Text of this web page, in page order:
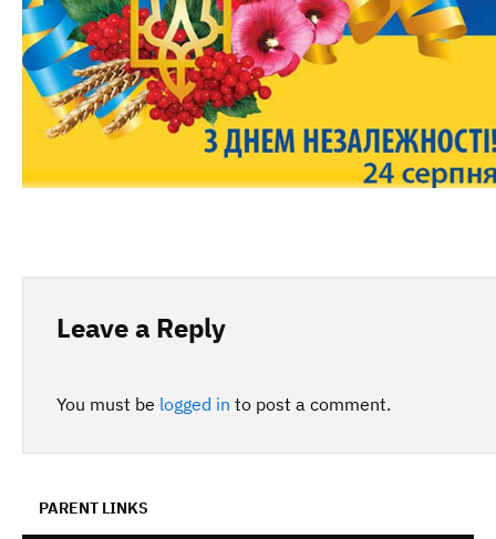
Leave a Reply
You must be logged in to post a comment.
PARENT LINKS